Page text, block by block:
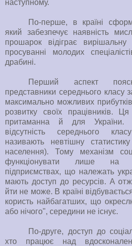
наступному.
По-перше, в країні
який забезпечує наявність
прошарок відіграє
просуванні молодих
драбині.
Перший аспект
представники середнього класу
максимально можливих
розвитку своїх працівників.
притаманна й для
відсутність середнього
називають невтішну
населення). Тому механізм
функціонувати лише на
підприємствах, що належать
мають доступ до ресурсів. А
йти не може. В країні
користь найбагатших, що
або нічого", середини не існує.
По-друге, доступ до
хто працює над